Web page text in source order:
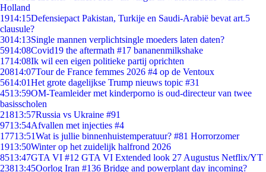
Holland
1914:15Defensiepact Pakistan, Turkije en Saudi-Arabië bevat art.5
clausule?
3014:13Single mannen verplichtsingle moeders laten daten?
5914:08Covid19 the aftermath #17 bananenmilkshake
1714:08Ik wil een eigen politieke partij oprichten
20814:07Tour de France femmes 2026 #4 op de Ventoux
5614:01Het grote dagelijkse Trump nieuws topic #31
4513:59OM-Teamleider met kinderporno is oud-directeur van twee
basisscholen
21813:57Russia vs Ukraine #91
9713:54Afvallen met injecties #4
17713:51Wat is jullie binnenhuistemperatuur? #81 Horrorzomer
1913:50Winter op het zuidelijk halfrond 2026
8513:47GTA VI #12 GTA VI Extended look 27 Augustus Netflix/YT
23813:45Oorlog Iran #136 Bridge and powerplant day incoming?